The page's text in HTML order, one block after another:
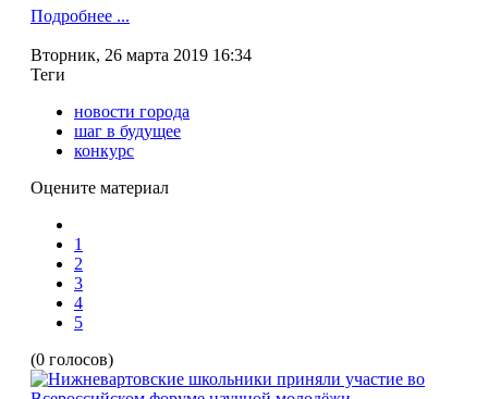
Подробнее ...
Вторник, 26 марта 2019 16:34
Теги
новости города
шаг в будущее
конкурс
Оцените материал
1
2
3
4
5
(0 голосов)